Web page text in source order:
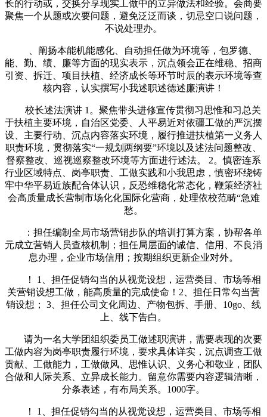
长的行动或，交换分享现实工做中的立异做法和经验。会商要
聚焦一个从题或次要问题，避免泛泛而谈，切忌空口说问题，
不说处理办。
、阐扬本能机能感化、自动担任做为环境等，包罗德、
能、勤、绩、廉等方面的现实表示，沉点领会正在维稳、招商
引资、拆迁、项目扶植、经济成长等环节时辰的表示环境等查
核内容，认实撰写小我述职述德述廉演讲！
校长述法演讲 1。聚焦带头进修宣传贯彻习思惟和习总关
于扶植主要环境，自治区党委、人平易近对依疆工做的严沉摆
设、主要行动、沉点内容落实环境，履行推进扶植第一义务人
职责环境，贯彻落实“一规划两纲要”环境以及述法问题整改、
督察整改、巡视巡察整改环境等方面进行述法。 2。慎密连系
行业区域特点、岗亭职责、工做实践和小我思虑，慎密环绕铸
牢中华平易近族配合体认识，反恐维稳化常态化，鞭策经济社
会高质量成长营制市场化化国际化营商，处理依校范畴“急难
愁。
：担任编制全局市场营销步队的培训打算方案，协帮各单
元成立营销人员查核机制；担任局层面的诚信、信用、不良消
息办理，企业市场信用；按期组织更新企业对外。
！ 1、担任促销勾当的从视觉设想，运营类目、市场等相
关营销设想工做，能高质量的完成使命！2、担任日常勾当营
销设想； 3、担任公司文化周边、产物包拆、手册、10go、线
上、线下告白。
请为一名大学团组织委员工做述职演讲，需要表现的次要
工做内容为岗亭职责履行环境，要求具体详实，沉点调查工做
贡献、工做能力，工做做风、思惟认识、义务心和敬业，团队
合做和人际关系、立异成长能力。留意你需要内容逻辑清晰，
分条表述，有布局关系。1000字。
！ 1、担任促销勾当的从视觉设想，运营类目、市场等相